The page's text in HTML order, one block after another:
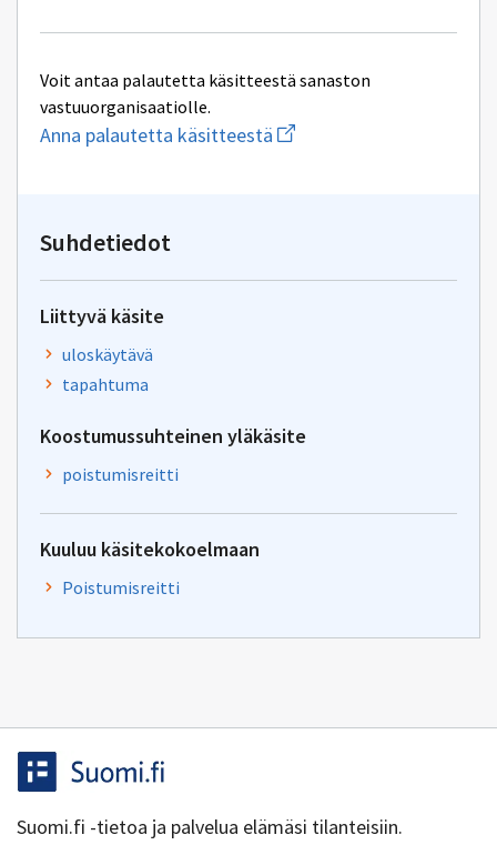
Voit antaa palautetta käsitteestä sanaston
vastuuorganisaatiolle.
Anna palautetta käsitteestä Aloita
uuden
Suhdetiedot
Liittyvä käsite
uloskäytävä
tapahtuma
Koostumussuhteinen yläkäsite
poistumisreitti
Kuuluu käsitekokoelmaan
Poistumisreitti
Suomi.fi -tietoa ja palvelua elämäsi tilanteisiin.